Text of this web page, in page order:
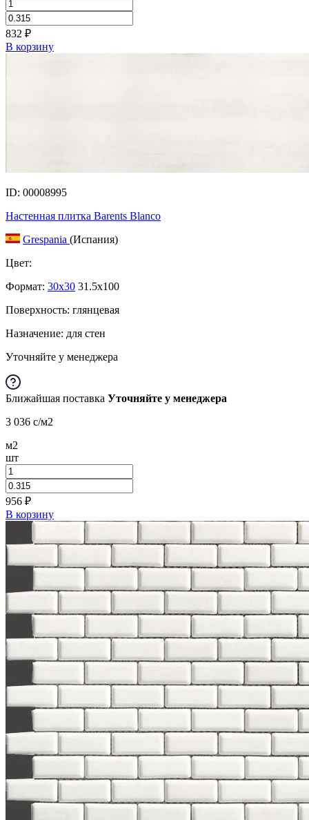
832 ₽
В корзину
ID: 00008995
Настенная плитка Barents Blanco
Grespania (Испания)
Цвет:
Формат: 30x30 31.5x100
Поверхность: глянцевая
Назначение: для стен
Уточняйте у менеджера
Ближайшая поставка Уточняйте у менеджера
3 036 c/м2
м2
шт
956 ₽
В корзину